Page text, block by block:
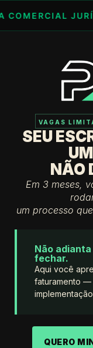
JURÍDICA
VAGAS
SEU
UM
NÃO
Em 3 meses,
um processo
Não
fechar.
Aqui você
faturamento —
QUERO